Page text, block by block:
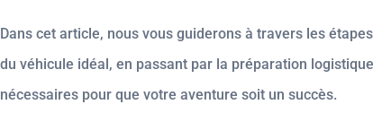
Dans cet article, nous vous guiderons à travers les
du véhicule idéal, en passant par la préparation
nécessaires pour que votre aventure soit un succès.